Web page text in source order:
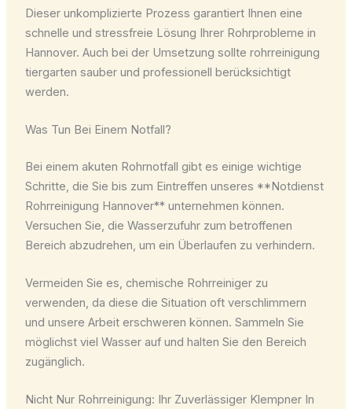
Dieser unkomplizierte Prozess garantiert Ihnen eine
schnelle und stressfreie Lösung Ihrer Rohrprobleme in
Hannover. Auch bei der Umsetzung sollte rohrreinigung
tiergarten sauber und professionell berücksichtigt
werden.
Was Tun Bei Einem Notfall?
Bei einem akuten Rohrnotfall gibt es einige wichtige
Schritte, die Sie bis zum Eintreffen unseres **Notdienst
Rohrreinigung Hannover** unternehmen können.
Versuchen Sie, die Wasserzufuhr zum betroffenen
Bereich abzudrehen, um ein Überlaufen zu verhindern.
Vermeiden Sie es, chemische Rohrreiniger zu
verwenden, da diese die Situation oft verschlimmern
und unsere Arbeit erschweren können. Sammeln Sie
möglichst viel Wasser auf und halten Sie den Bereich
zugänglich.
Nicht Nur Rohrreinigung: Ihr Zuverlässiger Klempner In